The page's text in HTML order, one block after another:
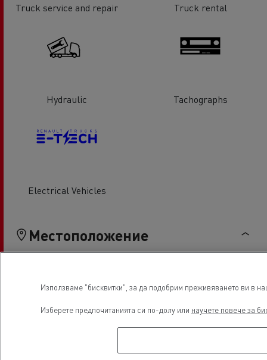
Truck service and repair Truck rental
Hydraulic Tachographs
Electrical Vehicles
Местоположение
Използваме "бисквитки", за да подобрим преживяването ви в
Изберете предпочитанията си по-долу или научете повече за